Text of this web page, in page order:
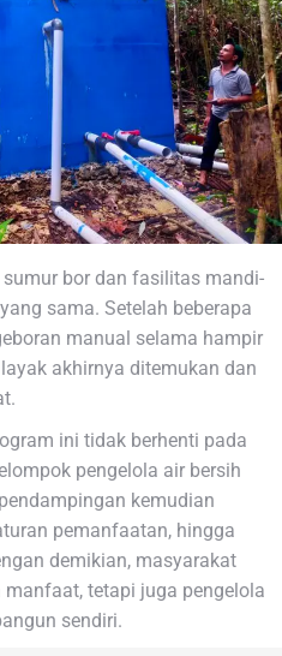
bor dan fasilitas mandi-
sama. Setelah beberapa
manual selama hampir
akhirnya ditemukan dan
ini tidak berhenti pada
pengelola air bersih
kemudian
pemanfaatan, hingga
demikian, masyarakat
tetapi juga pengelola
sendiri.